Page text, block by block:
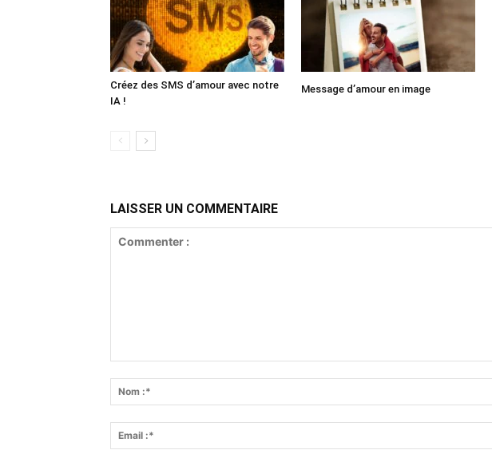
Créez des SMS d’amour avec notre
IA !
Message d’amour en image
LAISSER UN COMMENTAIRE